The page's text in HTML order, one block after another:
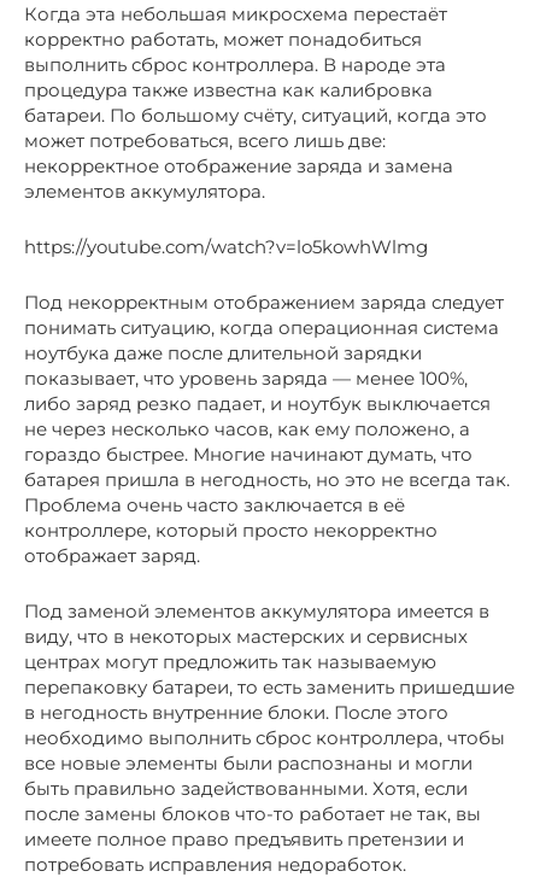
Когда эта небольшая микросхема перестаёт
корректно работать, может понадобиться
выполнить сброс контроллера. В народе эта
процедура также известна как калибровка
батареи. По большому счёту, ситуаций, когда это
может потребоваться, всего лишь две:
некорректное отображение заряда и замена
элементов аккумулятора.
https://youtube.com/watch?v=lo5kowhWlmg
Под некорректным отображением заряда следует
понимать ситуацию, когда операционная система
ноутбука даже после длительной зарядки
показывает, что уровень заряда — менее 100%,
либо заряд резко падает, и ноутбук выключается
не через несколько часов, как ему положено, а
гораздо быстрее. Многие начинают думать, что
батарея пришла в негодность, но это не всегда так.
Проблема очень часто заключается в её
контроллере, который просто некорректно
отображает заряд.
Под заменой элементов аккумулятора имеется в
виду, что в некоторых мастерских и сервисных
центрах могут предложить так называемую
перепаковку батареи, то есть заменить пришедшие
в негодность внутренние блоки. После этого
необходимо выполнить сброс контроллера, чтобы
все новые элементы были распознаны и могли
быть правильно задействованными. Хотя, если
после замены блоков что-то работает не так, вы
имеете полное право предъявить претензии и
потребовать исправления недоработок.